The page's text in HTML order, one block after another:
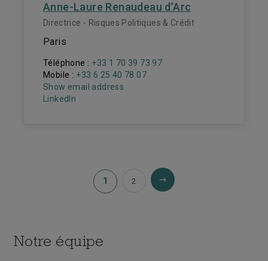
Anne-Laure Renaudeau d’Arc
Directrice - Risques Politiques & Crédit
Paris
Téléphone : +33 1 70 39 73 97
Mobile : +33 6 25 40 78 07
Show email address
LinkedIn
1 2
Notre équipe